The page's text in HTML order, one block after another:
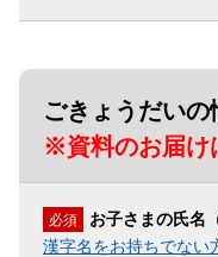
ごきょうだいの
※資料のお届け
必須
お子さまの氏名
漢字名をお持ちでない